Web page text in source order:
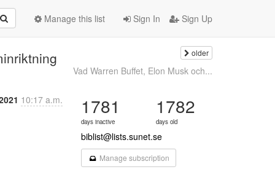
Sign In Sign Up
Manage this list
older
Vad Warren Buffet, Elon Musk och...
10:17 a.m. 1781
days inactive
1782
days old
biblist@lists.sunet.se
Manage subscription